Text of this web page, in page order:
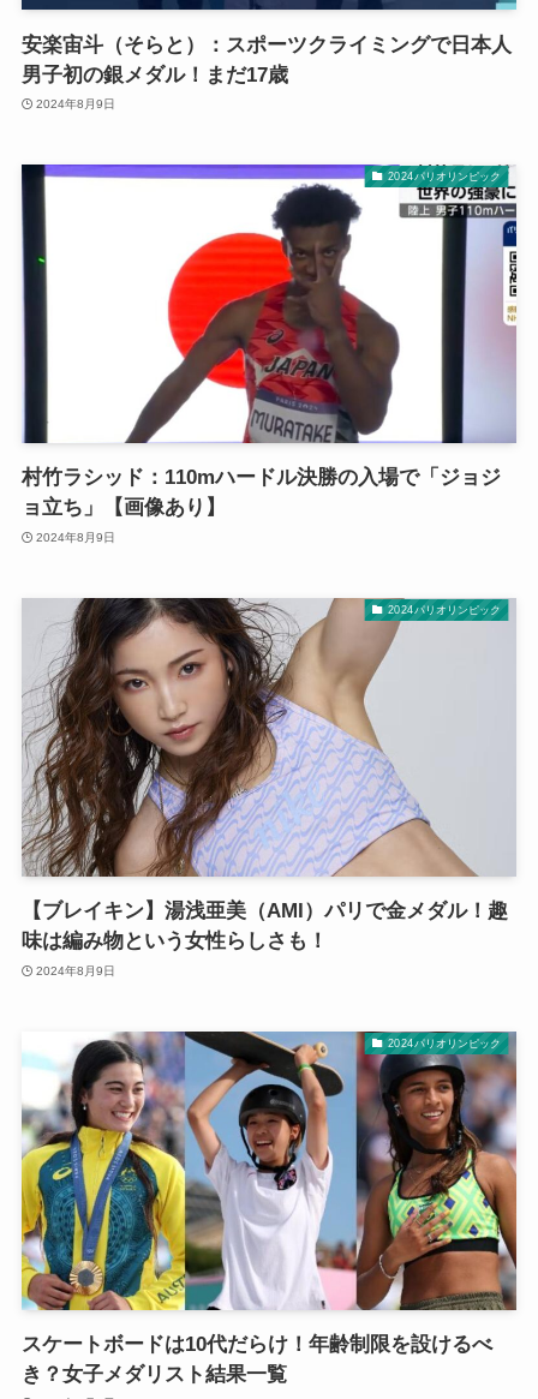
安楽宙斗（そらと）：スポーツクライミングで日本人
男子初の銀メダル！まだ17歳
2024年8月9日
2024パリオリンピック
村竹ラシッド：110mハードル決勝の入場で「ジョジ
ョ立ち」【画像あり】
2024年8月9日
2024パリオリンピック
【ブレイキン】湯浅亜美（AMI）パリで金メダル！趣
味は編み物という女性らしさも！
2024年8月9日
2024パリオリンピック
スケートボードは10代だらけ！年齢制限を設けるべ
き？女子メダリスト結果一覧